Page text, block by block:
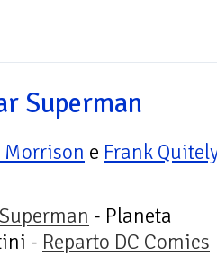
Superman
Morrison e Frank
- Planeta
- Reparto DC Comics